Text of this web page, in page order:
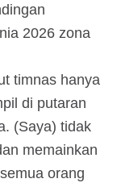
2026 zona
timnas hanya
di putaran
(Saya) tidak
memainkan
orang